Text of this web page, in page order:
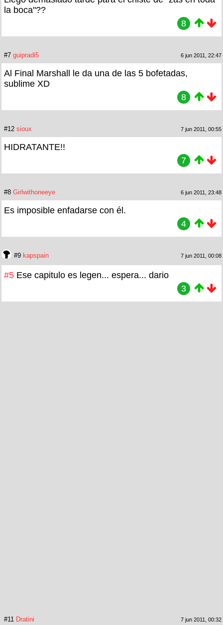
la boca"??
8
#7 guipradi5 6 jun 2011, 22:47
Al Final Marshall le da una de las 5 bofetadas,
sublime XD
8
#12 sioux 7 jun 2011, 00:55
HIDRATANTE!!
7
#8 Girlwithoneeye 6 jun 2011, 23:48
Es imposible enfadarse con él.
4
#9 kapspain 7 jun 2011, 00:08
#5 Ese capitulo es legen... espera... dario
3
#11 Dratini 7 jun 2011, 00:32